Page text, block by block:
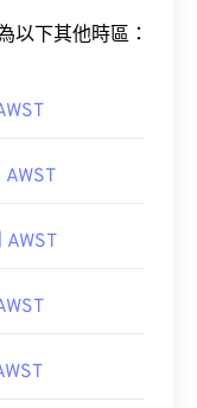
以下其他時區：
AWST
AWST